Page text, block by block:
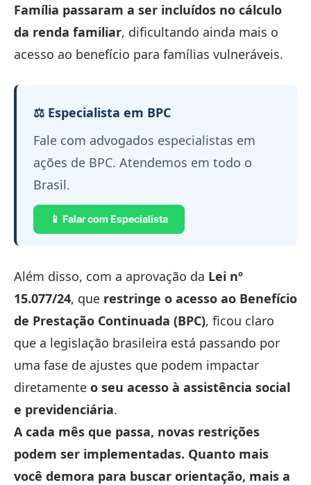
Família passaram a ser incluídos no cálculo
da renda familiar, dificultando ainda mais o
acesso ao benefício para famílias vulneráveis.
⚖️ Especialista em BPC
Fale com advogados especialistas em
ações de BPC. Atendemos em todo o
Brasil.
📱 Falar com Especialista
Além disso, com a aprovação da Lei nº
15.077/24, que restringe o acesso ao Benefício
de Prestação Continuada (BPC), ficou claro
que a legislação brasileira está passando por
uma fase de ajustes que podem impactar
diretamente o seu acesso à assistência social
e previdenciária.
A cada mês que passa, novas restrições
podem ser implementadas. Quanto mais
você demora para buscar orientação, mais a